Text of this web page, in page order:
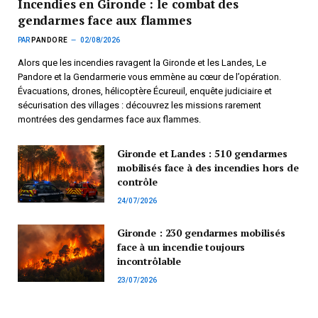
Incendies en Gironde : le combat des
gendarmes face aux flammes
PAR PANDORE 02/08/2026
Alors que les incendies ravagent la Gironde et les Landes, Le
Pandore et la Gendarmerie vous emmène au cœur de l’opération.
Évacuations, drones, hélicoptère Écureuil, enquête judiciaire et
sécurisation des villages : découvrez les missions rarement
montrées des gendarmes face aux flammes.
Gironde et Landes : 510 gendarmes
mobilisés face à des incendies hors de
contrôle
24/07/2026
Gironde : 230 gendarmes mobilisés
face à un incendie toujours
incontrôlable
23/07/2026